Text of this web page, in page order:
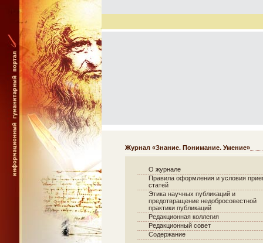
Журнал «Знание. Понимание. Умение»
О журнале
Правила оформления и условия
статей
Этика научных публикаций и
предотвращение недобросовестной
практики публикаций
Редакционная коллегия
Редакционный совет
Содержание